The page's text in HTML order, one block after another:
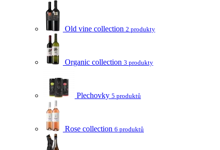
Old vine collection 2 produkty
Organic collection 3 produkty
Plechovky 5 produktů
Rose collection 6 produktů